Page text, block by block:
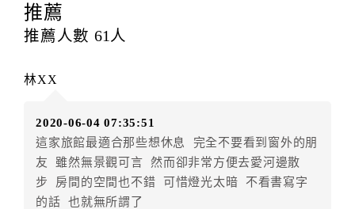
提出申辦不得異動訂單。
每筆訂單異動限定
辦理取消退款。
房者應補足差額。（限原訂飯店）
房者不得要求退其差額。（限原訂飯店）
五、保留住宿權益(保留住房)
．訂房者因故辦理訂單異動，本飯店可接受保留住宿金
額12個月限原訂飯店），異動完成後不得辦理取消退
推薦
推薦人數 61 人
林XX
2020-06-04 07:35:51
這家旅館最適合那些想休息 完全不要看到窗外的朋
友 雖然無景觀可言 然而卻非常方便去愛河邊散
步 房間的空間也不錯 可惜燈光太暗 不看書寫字
的話 也就無所謂了